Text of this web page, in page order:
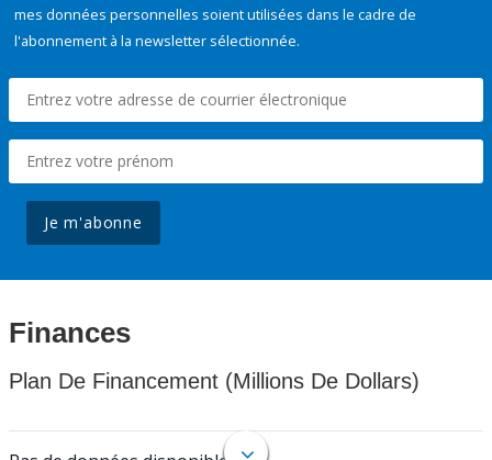
mes données personnelles soient utilisées dans le cadre de
l'abonnement à la newsletter sélectionnée.
Je m'abonne
Finances
Plan De Financement (Millions De Dollars)